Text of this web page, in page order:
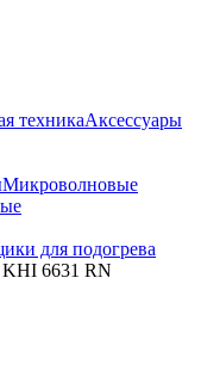
техникаАксессуары
Микроволновые
для подогрева
KHI 6631 RN